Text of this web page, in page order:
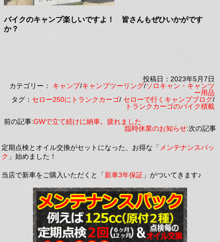
バイクのキャンプ楽しいですよ！ 皆さんもぜひいかがです
か？
投稿日：2023年5月7日
カテゴリー：キャンプ/キャンプツーリング/ソロキャン・キャンツ
ー用品
タグ：セロー250にトランクカーゴ/セローで行くキャンプブログ/
トランクカーゴのバイク積載
前の記事:GWで立て続けに納車。疲れました
臨時休業のお知らせ:次の記事
定期点検とオイル交換がセットになった、お得な「メンテナンスパッ
ク」始めました！
当店で新車をご購入いただくと「新車3年保証」がついてきます♪